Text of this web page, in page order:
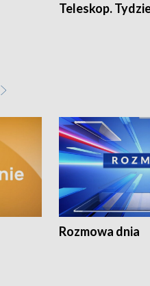
Teleskop.
Rozmowa dnia